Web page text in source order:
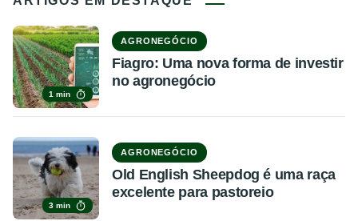
1 min
AGRONEGÓCIO
Fiagro: Uma nova forma de investir
no agronegócio
3 min
AGRONEGÓCIO
Old English Sheepdog é uma raça
excelente para pastoreio